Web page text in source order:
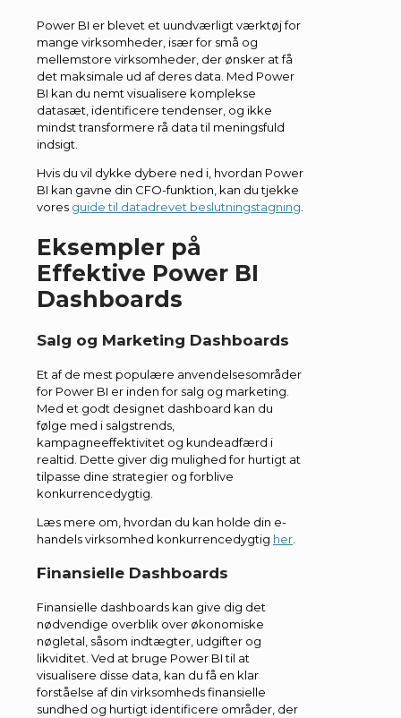
Power BI er blevet et uundværligt værktøj for
mange virksomheder, især for små og
mellemstore virksomheder, der ønsker at få
det maksimale ud af deres data. Med Power
BI kan du nemt visualisere komplekse
datasæt, identificere tendenser, og ikke
mindst transformere rå data til meningsfuld
indsigt.
Hvis du vil dykke dybere ned i, hvordan Power
BI kan gavne din CFO-funktion, kan du tjekke
vores guide til datadrevet beslutningstagning
Eksempler på
Effektive Power BI
Dashboards
Salg og Marketing Dashboards
Et af de mest populære anvendelsesområder
for Power BI er inden for salg og marketing.
Med et godt designet dashboard kan du
følge med i salgstrends,
kampagneeffektivitet og kundeadfærd i
realtid. Dette giver dig mulighed for hurtigt at
tilpasse dine strategier og forblive
konkurrencedygtig.
Læs mere om, hvordan du kan holde din e-
handels virksomhed konkurrencedygtig her.
Finansielle Dashboards
Finansielle dashboards kan give dig det
nødvendige overblik over økonomiske
nøgletal, såsom indtægter, udgifter og
likviditet. Ved at bruge Power BI til at
visualisere disse data, kan du få en klar
forståelse af din virksomheds finansielle
sundhed og hurtigt identificere områder, der